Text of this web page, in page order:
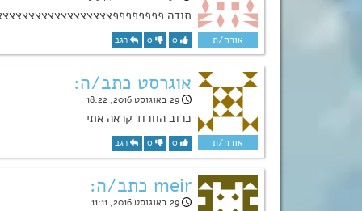
תודה
0
0 הגב
אוגרסט כתב/ה:
29 באוגוסט 2016, 18:22
כרוב הוורוד קראה אתי
0
0 הגב
meir כתב/ה:
29 באוגוסט 2016, 11:11